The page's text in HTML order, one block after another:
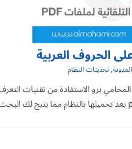
الحروف العربية
المدونة,تحديثات النظام